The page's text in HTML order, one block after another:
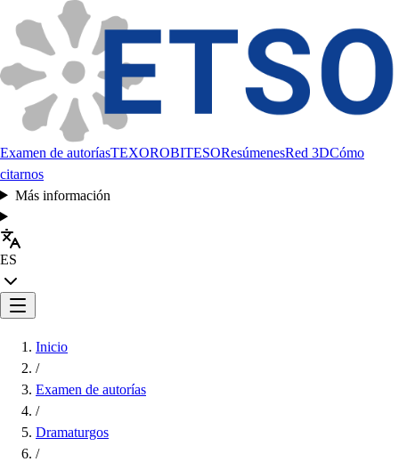
Examen de autoríasTEXOROBITESOResúmenesRed 3DCómo
citarnos
Más información
ES
Inicio
/
Examen de autorías
/
Dramaturgos
/